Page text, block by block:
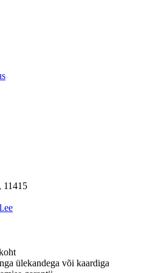
11415
ülekandega või kaardiga